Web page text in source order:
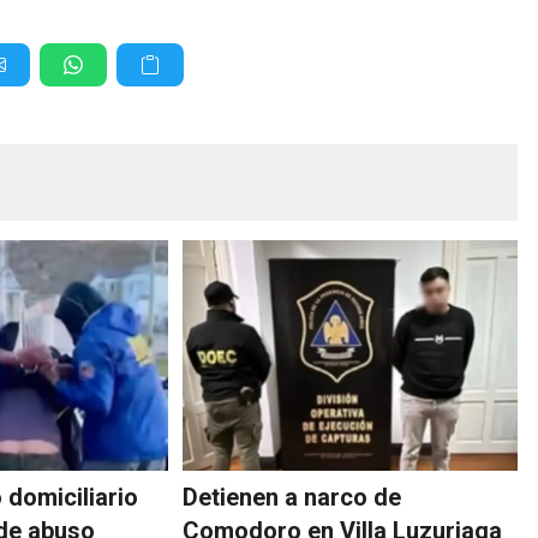
domiciliario
abuso
Detienen a narco de
Comodoro en Villa Luzuriaga